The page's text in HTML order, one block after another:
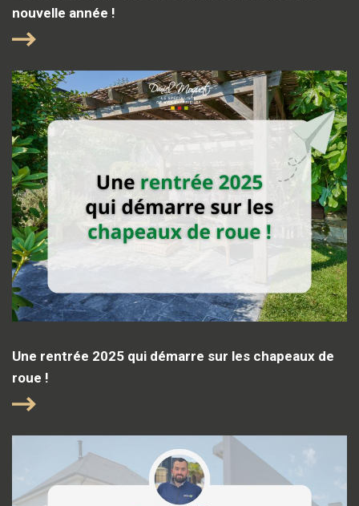
nouvelle année !
Une rentrée 2025 qui démarre sur les chapeaux de
roue !